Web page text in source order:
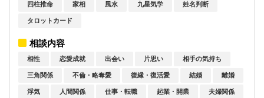
四柱推命 家相 風水 九星気学 姓名判断
タロットカード
相談内容
相性 恋愛成就 出会い 片思い 相手の気持ち
三角関係 不倫・略奪愛 復縁・復活愛 結婚 離婚
浮気 人間関係 仕事・転職 起業・開業 夫婦関係